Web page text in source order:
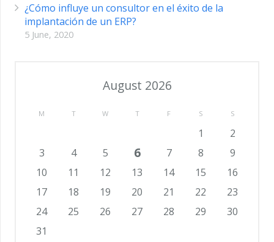
¿Cómo influye un consultor en el éxito de la
implantación de un ERP?
5 June, 2020
August 2026
M T W T F S S
1
2
3
4 5 6 7 8
9
10
11 12 13 14 15
16
17
18 19 20 21 22
23
24
25 26 27 28 29
30
31